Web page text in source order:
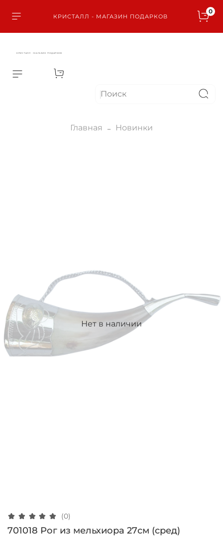
КРИСТАЛЛ - МАГАЗИН ПОДАРКОВ
0
КРИСТАЛЛ - МАГАЗИН ПОДАРКОВ
Главная Новинки
Нет в наличии
(0)
701018 Рог из мельхиора 27см (сред)